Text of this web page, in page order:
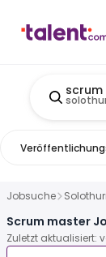
Jobsuche
Scrum master
Zuletzt aktualisiert: